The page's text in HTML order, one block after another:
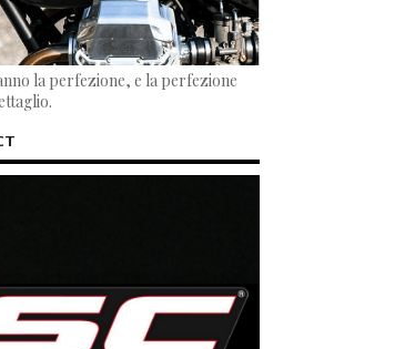
la perfezione, e la perfezione